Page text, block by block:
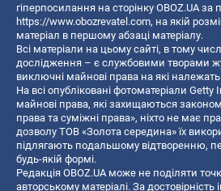
гіперпосилання на сторінку OBOZ.UA
https://www.obozrevatel.com, на якій
матеріал в першому абзаці матеріалу.
Всі матеріали на цьому сайті, в тому
дослідження – є службовими творами
виключні майнові права на які
На всі опубліковані фотоматеріали
майнові права, які захищаються
права та суміжні права», ніхто не має
дозволу ТОВ «Золота середина» їх
підлягають подальшому відтворенню,
будь-якій формі.
Редакція OBOZ.UA може не поділяти
авторському матеріалі. За достовірність